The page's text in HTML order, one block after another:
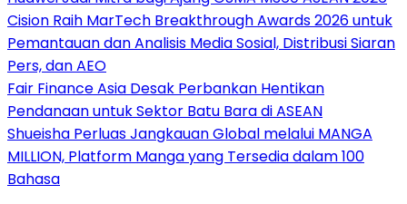
Cision Raih MarTech Breakthrough Awards 2026 untuk
Pemantauan dan Analisis Media Sosial, Distribusi Siaran
Pers, dan AEO
Fair Finance Asia Desak Perbankan Hentikan
Pendanaan untuk Sektor Batu Bara di ASEAN
Shueisha Perluas Jangkauan Global melalui MANGA
MILLION, Platform Manga yang Tersedia dalam 100
Bahasa